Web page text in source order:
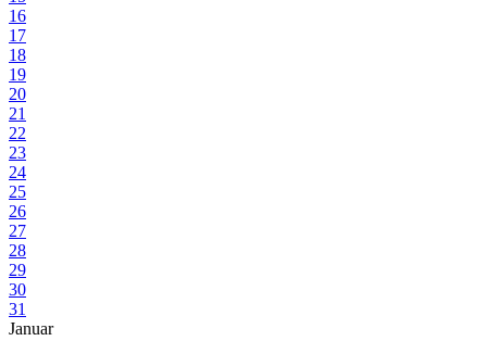
16
17
18
19
20
21
22
23
24
25
26
27
28
29
30
31
Januar